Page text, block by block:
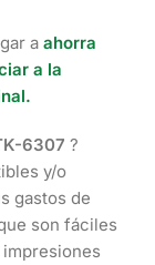
a ahorra
a la
6307 ?
y/o
gastos de
son fáciles